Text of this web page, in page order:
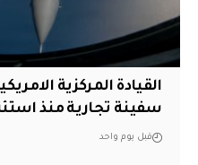
سفينة تجارية منذ
قبل يوم واحد